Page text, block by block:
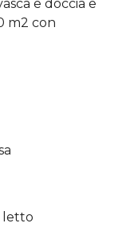
e doccia e
m2 con
letto